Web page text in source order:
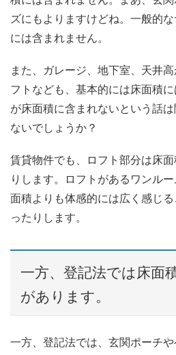
ズにもよりますけどね。一般的
には含まれません。
また、ガレージ、地下室、天井
フトなども、基本的には床面積
が床面積に含まれないという話
ないでしょうか？
賃貸物件でも、ロフト部分は床
りします。ロフトがあるワンル
面積よりも体感的には広く感じ
ったりします。
一方、登記法では床面
があります。
一方、登記法では、玄関ポーチ